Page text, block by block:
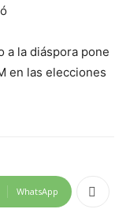
a la diáspora pone
en las elecciones
WhatsApp